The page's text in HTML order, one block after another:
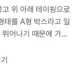
위 아래 테이핑으로
스 사이즈를 어떻게